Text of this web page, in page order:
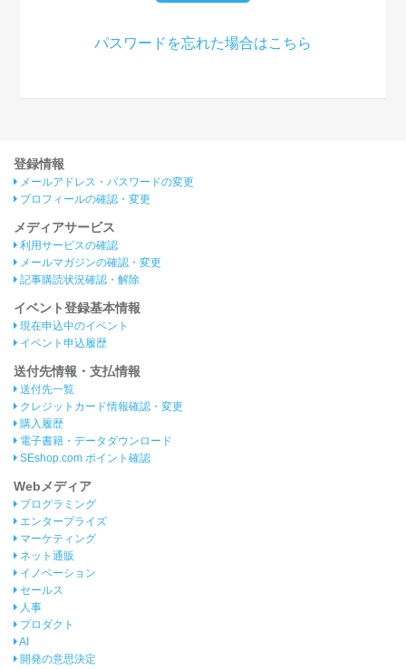
パスワードを忘れた場合はこちら
登録情報
メールアドレス・パスワードの変更
プロフィールの確認・変更
メディアサービス
利用サービスの確認
メールマガジンの確認・変更
記事購読状況確認・解除
イベント登録基本情報
現在申込中のイベント
イベント申込履歴
送付先情報・支払情報
送付先一覧
クレジットカード情報確認・変更
購入履歴
電子書籍・データダウンロード
SEshop.com ポイント確認
Webメディア
プログラミング
エンタープライズ
マーケティング
ネット通販
イノベーション
セールス
人事
プロダクト
AI
開発の意思決定